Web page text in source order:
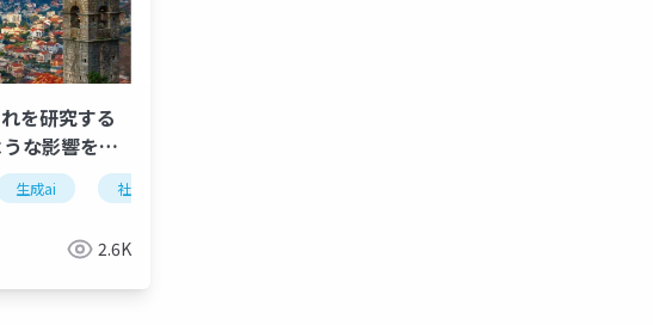
を研究する
な影響を与
生成ai 社会科学
2.6K